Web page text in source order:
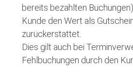
bereits bezahlten
Kunde den Wert als
zurückerstattet.
Dies gilt auch bei
Fehlbuchungen durch den